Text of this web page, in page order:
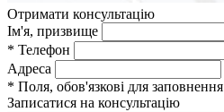
Отримати консультацію
Ім'я, призвище
* Телефон
Адреса
* Поля, обов'язкові для заповнення
Записатися на консультацію